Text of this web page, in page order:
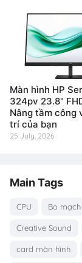
Màn hình HP
324pv 23.8"
Nâng tầm công
trí của bạn
25 July, 2026
Main Tags
CPU Bo
Creative Sound
card màn hình